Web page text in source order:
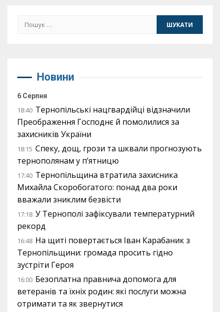
Пошук:
Новини
6 Серпня
18:40 Тернопільські нацгвардійці відзначили
Преображення Господнє й помолилися за
захисників України
18:15 Спеку, дощ, грози та шквали прогнозують
тернополянам у п’ятницю
17:40 Тернопільщина втратила захисника
Михайла Скоробогатого: понад два роки
вважали зниклим безвісти
17:18 У Тернополі зафіксували температурний
рекорд
16:48 На щиті повертається Іван Карабаник з
Тернопільщини: громада просить гідно
зустріти Героя
16:00 Безоплатна правнича допомога для
ветеранів та їхніх родин: які послуги можна
отримати та як звернутися